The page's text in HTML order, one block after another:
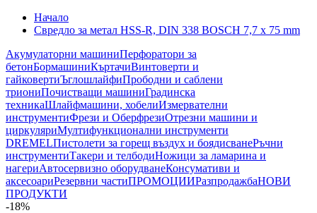
Начало
Свредло за метал HSS-R, DIN 338 BOSCH 7,7 x 75 mm
Акумулаторни машиниПерфоратори за
бетонБормашиниКъртачиВинтоверти и
гайковертиЪглошлайфиПрободни и саблени
триониПочистващи машиниГрадинска
техникаШлайфмашини, хобелиИзмервателни
инструментиФрези и ОберфрезиОтрезни машини и
циркуляриМултифункционални инструменти
DREMELПистолети за горещ въздух и боядисванеРъчни
инструментиТакери и телбодиНожици за ламарина и
нагериАвтосервизно оборудванеКонсумативи и
аксесоариРезервни частиПРОМОЦИИРазпродажбаНОВИ
ПРОДУКТИ
-18%